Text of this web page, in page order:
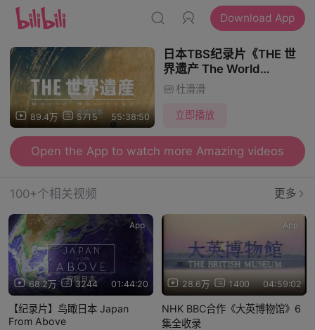
Download App
89.4万 5715 55:38:50
日本TBS纪录片《THE 世
界遗产 The World
Heritage》全180集 日语中
日双字
杜滑滑
立即播放
Open the App to watch more Amazing videos
100+个相关视频 更多
68.2万 3244 01:44:20
App
【纪录片】鸟瞰日本 Japan
From Above
28.6万 1400 04:59:02
App
NHK BBC合作《大英博物馆》6
集全收录